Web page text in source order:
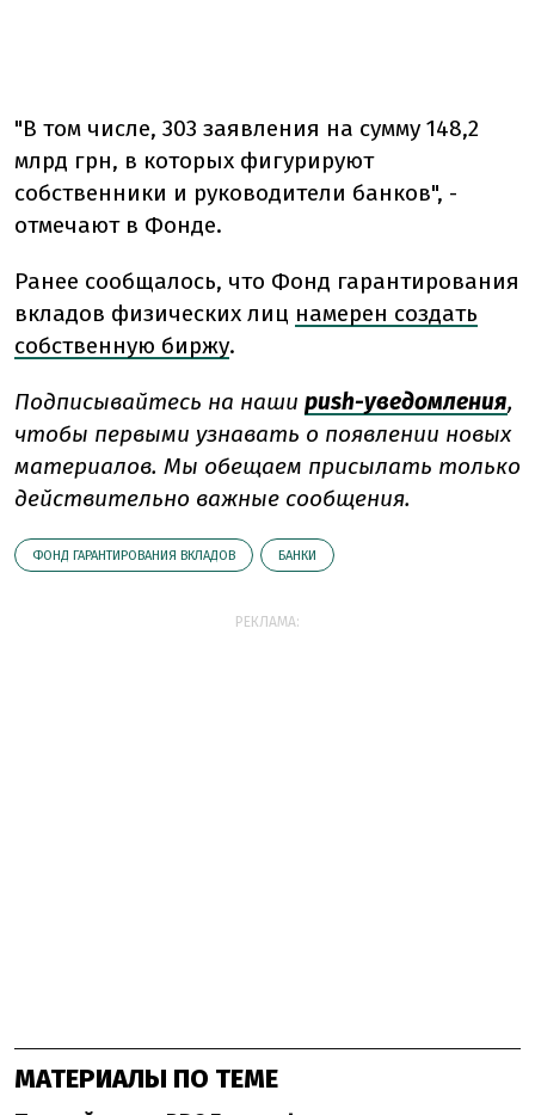
"В том числе, 303 заявления на сумму 148,2
млрд грн, в которых фигурируют
собственники и руководители банков", -
отмечают в Фонде.
Ранее сообщалось, что Фонд гарантирования
вкладов физических лиц намерен создать
собственную биржу.
Подписывайтесь на наши push-уведомления,
чтобы первыми узнавать о появлении новых
материалов. Мы обещаем присылать только
действительно важные сообщения.
ФОНД ГАРАНТИРОВАНИЯ ВКЛАДОВ БАНКИ
РЕКЛАМА:
МАТЕРИАЛЫ ПО ТЕМЕ